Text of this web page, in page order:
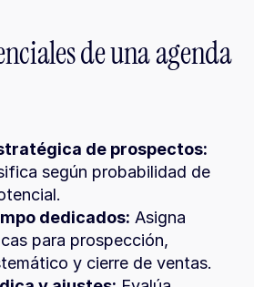
de una agenda
de prospectos:
según probabilidad de
dedicados: Asigna
para prospección,
y cierre de ventas.